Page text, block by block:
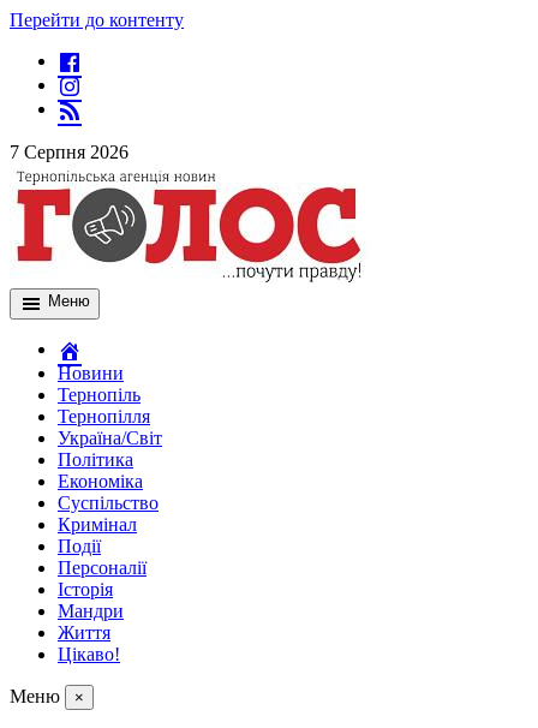
Перейти до контенту
7 Серпня 2026
Меню
Новини
Тернопіль
Тернопілля
Україна/Світ
Політика
Економіка
Суспільство
Кримінал
Події
Персоналії
Історія
Мандри
Життя
Цікаво!
Меню ×